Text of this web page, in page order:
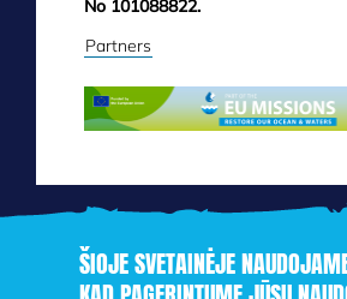
ŠIOJE SVETAINĖJE
No 101088822.
Partners